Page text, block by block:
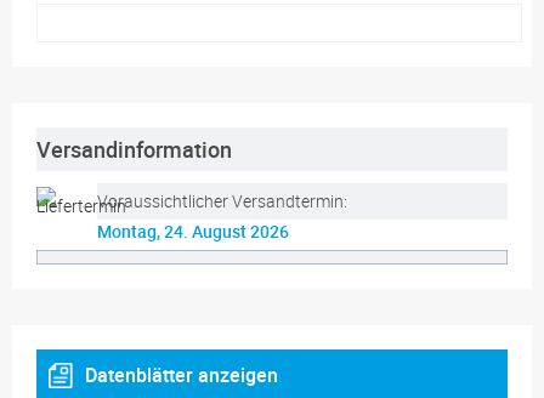
Versandinformation
Voraussichtlicher Versandtermin:
Montag, 24. August 2026
Datenblätter anzeigen